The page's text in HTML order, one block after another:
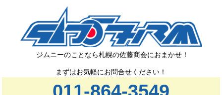
ジムニーのことなら札幌の佐藤商会におまかせ！
まずはお気軽にお問合せください！